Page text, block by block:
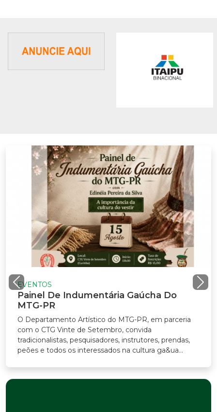
De Indumentária Gaúcha Do
PR
Departamento Artístico do MTG-PR, em parceria
o CTG Vinte de Setembro, convida
pesquisadores, instrutores, prendas,
e todos os interessados na cultura ga&ua...